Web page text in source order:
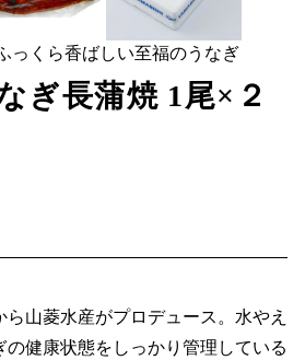
っくら香ばしい至福のうなぎ
ぎ長蒲焼 1尾×２
ら山菱水産がプロデュース。水やえ
の健康状態をしっかり管理している